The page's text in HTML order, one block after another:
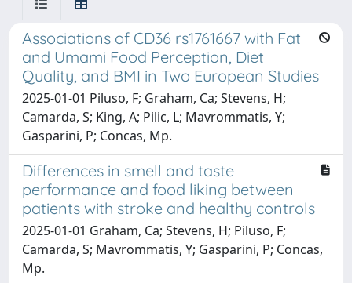
Associations of CD36 rs1761667 with Fat
and Umami Food Perception, Diet
Quality, and BMI in Two European Studies
2025-01-01 Piluso, F; Graham, Ca; Stevens, H;
Camarda, S; King, A; Pilic, L; Mavrommatis, Y;
Gasparini, P; Concas, Mp.
Differences in smell and taste
performance and food liking between
patients with stroke and healthy controls
2025-01-01 Graham, Ca; Stevens, H; Piluso, F;
Camarda, S; Mavrommatis, Y; Gasparini, P; Concas,
Mp.